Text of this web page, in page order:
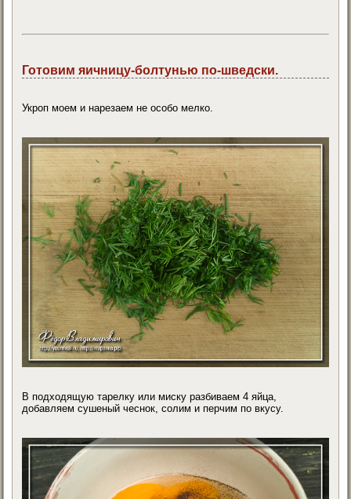
Готовим яичницу-болтунью по-шведски.
Укроп моем и нарезаем не особо мелко.
В подходящую тарелку или миску разбиваем 4 яйца,
добавляем сушеный чеснок, солим и перчим по вкусу.